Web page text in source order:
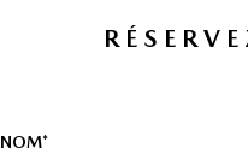
NOM*